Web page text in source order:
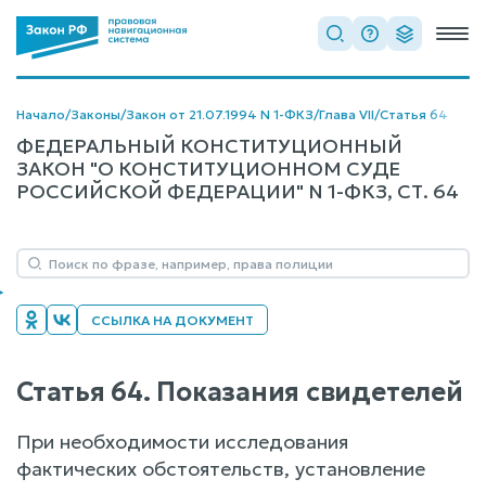
Начало/Законы/Закон от 21.07.1994 N 1-ФКЗ/Глава VII/Статья 64
ФЕДЕРАЛЬНЫЙ КОНСТИТУЦИОННЫЙ
ЗАКОН "О КОНСТИТУЦИОННОМ СУДЕ
РОССИЙСКОЙ ФЕДЕРАЦИИ" N 1-ФКЗ, СТ. 64
ССЫЛКА НА ДОКУМЕНТ
Статья 64. Показания свидетелей
При необходимости исследования
фактических обстоятельств, установление